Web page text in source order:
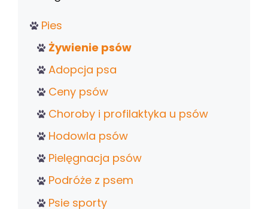
Pies
Żywienie psów
Adopcja psa
Ceny psów
Choroby i profilaktyka u psów
Hodowla psów
Pielęgnacja psów
Podróże z psem
Psie sporty